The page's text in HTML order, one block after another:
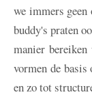
we immers geen
buddy's praten
manier
vormen de basis
en zo tot